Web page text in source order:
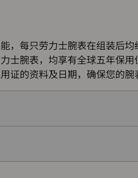
，每只劳力士腕表在组装后
士腕表，均享有全球五年保
证的资料及日期，确保您的腕
保用保证，并附上绿色印章，